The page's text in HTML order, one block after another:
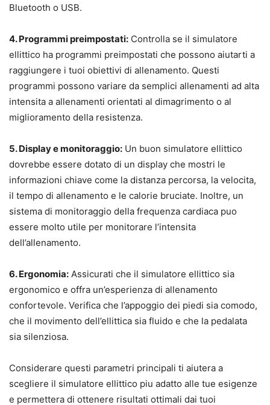
Bluetooth o USB.
4. Programmi preimpostati: Controlla se il simulatore
ellittico ha programmi preimpostati che possono aiutarti a
raggiungere i tuoi obiettivi di allenamento. Questi
programmi possono variare da semplici allenamenti ad alta
intensita a allenamenti orientati al dimagrimento o al
miglioramento della resistenza.
5. Display e monitoraggio: Un buon simulatore ellittico
dovrebbe essere dotato di un display che mostri le
informazioni chiave come la distanza percorsa, la velocita,
il tempo di allenamento e le calorie bruciate. Inoltre, un
sistema di monitoraggio della frequenza cardiaca puo
essere molto utile per monitorare l’intensita
dell’allenamento.
6. Ergonomia: Assicurati che il simulatore ellittico sia
ergonomico e offra un’esperienza di allenamento
confortevole. Verifica che l’appoggio dei piedi sia comodo,
che il movimento dell’ellittica sia fluido e che la pedalata
sia silenziosa.
Considerare questi parametri principali ti aiutera a
scegliere il simulatore ellittico piu adatto alle tue esigenze
e permettera di ottenere risultati ottimali dai tuoi